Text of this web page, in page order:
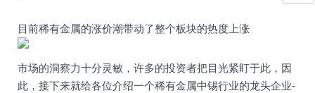
目前稀有金属的涨价潮带动了整个板块的热度上涨
市场的洞察力十分灵敏，许多的投资者把目光紧盯于此，因
此，接下来就给各位介绍一个稀有金属中锡行业的龙头企业-